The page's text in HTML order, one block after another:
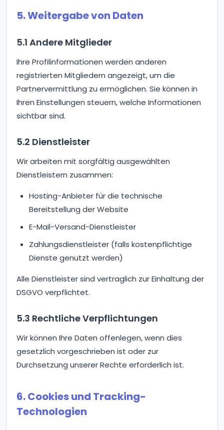
5. Weitergabe von Daten
5.1 Andere Mitglieder
Ihre Profilinformationen werden anderen
registrierten Mitgliedern angezeigt, um die
Partnervermittlung zu ermöglichen. Sie können in
Ihren Einstellungen steuern, welche Informationen
sichtbar sind.
5.2 Dienstleister
Wir arbeiten mit sorgfältig ausgewählten
Dienstleistern zusammen:
Hosting-Anbieter für die technische
Bereitstellung der Website
E-Mail-Versand-Dienstleister
Zahlungsdienstleister (falls kostenpflichtige
Dienste genutzt werden)
Alle Dienstleister sind vertraglich zur Einhaltung der
DSGVO verpflichtet.
5.3 Rechtliche Verpflichtungen
Wir können Ihre Daten offenlegen, wenn dies
gesetzlich vorgeschrieben ist oder zur
Durchsetzung unserer Rechte erforderlich ist.
6. Cookies und Tracking-
Technologien